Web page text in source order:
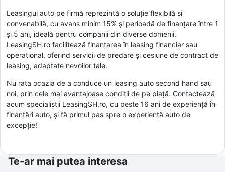
Leasingul auto pe firmă reprezintă o soluție flexibilă și
convenabilă, cu avans minim 15% și perioadă de finanțare între 1
și 5 ani, ideală pentru companii din diverse domenii.
LeasingSH.ro facilitează finanțarea în leasing financiar sau
operațional, oferind servicii de predare și cesiune de contract de
leasing, adaptate nevoilor tale.
Nu rata ocazia de a conduce un leasing auto second hand sau
noi, prin cele mai avantajoase condiții de pe piață. Contactează
acum specialiștii LeasingSH.ro, cu peste 16 ani de experiență în
finanțări auto, și fă primul pas spre o experiență auto de
excepție!
Te-ar mai putea interesa